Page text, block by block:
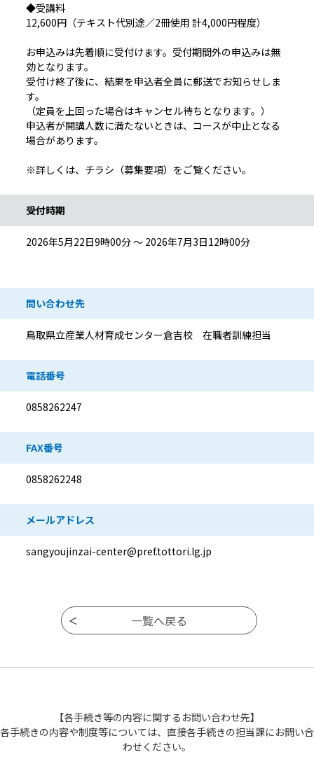
◆受講料
12,600円（テキスト代別途／2冊使用 計4,000円程度）
お申込みは先着順に受付けます。受付期間外の申込みは無
効となります。
受付け終了後に、結果を申込者全員に郵送でお知らせしま
す。
（定員を上回った場合はキャンセル待ちとなります。）
申込者が開講人数に満たないときは、コースが中止となる
場合があります。
※詳しくは、チラシ（募集要項）をご覧ください。
受付時期
2026年5月22日9時00分 ～ 2026年7月3日12時00分
問い合わせ先
鳥取県立産業人材育成センター倉吉校 在職者訓練担当
電話番号
0858262247
FAX番号
0858262248
メールアドレス
sangyoujinzai-center@pref.tottori.lg.jp
【各手続き等の内容に関するお問い合わせ先】
各手続きの内容や制度等については、直接各手続きの担当課にお問い合
わせください。